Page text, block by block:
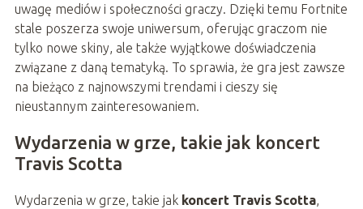
uwagę mediów i społeczności graczy. Dzięki temu Fortnite
stale poszerza swoje uniwersum, oferując graczom nie
tylko nowe skiny, ale także wyjątkowe doświadczenia
związane z daną tematyką. To sprawia, że gra jest zawsze
na bieżąco z najnowszymi trendami i cieszy się
nieustannym zainteresowaniem.
Wydarzenia w grze, takie jak koncert
Travis Scotta
Wydarzenia w grze, takie jak koncert Travis Scotta,